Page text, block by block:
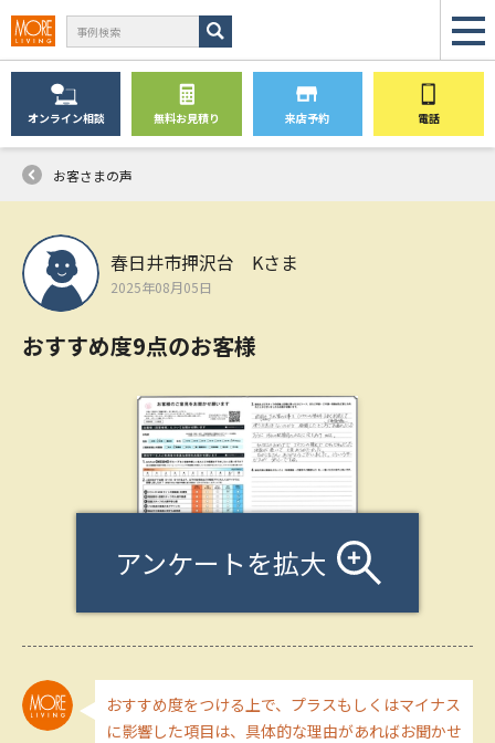
オンライン相談 無料お見積り 来店予約 電話
お客さまの声
春日井市押沢台 Kさま
2025年08月05日
おすすめ度9点のお客様
アンケートを拡大
おすすめ度をつける上で、プラスもしくはマイナス
に影響した項目は、具体的な理由があればお聞かせ